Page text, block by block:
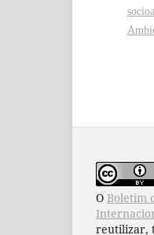
O Boletim
reutilizar,